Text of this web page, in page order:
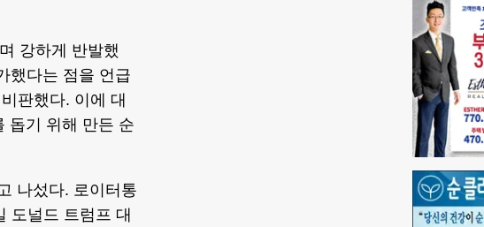
강하게 반발했
했다는 점을 언급
판했다. 이에 대
돕기 위해 만든 순
나섰다. 로이터통
도널드 트럼프 대